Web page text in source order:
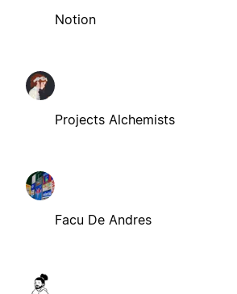
Notion
Projects Alchemists
Facu De Andres